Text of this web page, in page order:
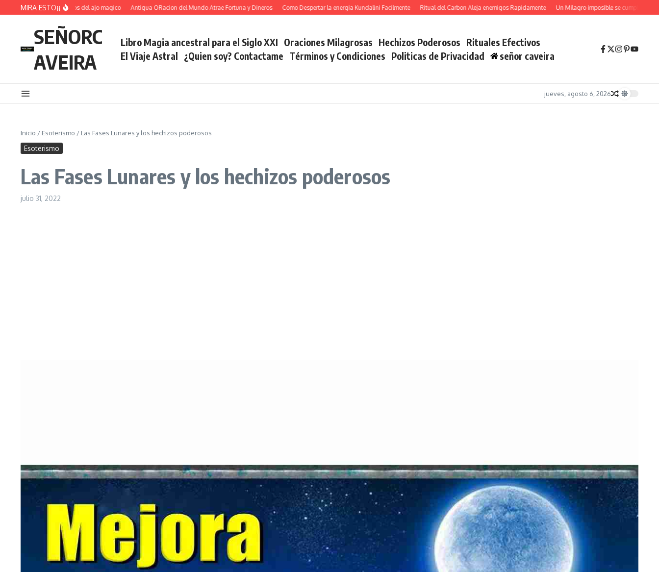
Saltar al contenido
MIRA ESTO¡¡
Ritual voltea hechizos del ajo magico Antigua ORacion del Mundo Atrae Fortuna y Dineros Como Despertar la energia Kundalini Facilmente Ritual del Carbon Aleja enemigos Rapidamente Un Milagro imposible se cumplira YA con
SEÑORC
AVEIRA
Libro Magia ancestral para el Siglo XXI Oraciones Milagrosas Hechizos Poderosos Rituales Efectivos
El Viaje Astral ¿Quien soy? Contactame Términos y Condiciones Politicas de Privacidad señor caveira
jueves, agosto 6, 2026
Inicio / Esoterismo / Las Fases Lunares y los hechizos poderosos
Esoterismo
Las Fases Lunares y los hechizos poderosos
julio 31, 2022